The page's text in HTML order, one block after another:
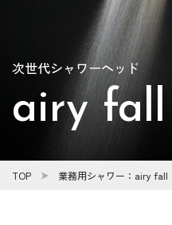
次世代シャワーヘッド
airy fall
TOP 業務用シャワー：airy fall